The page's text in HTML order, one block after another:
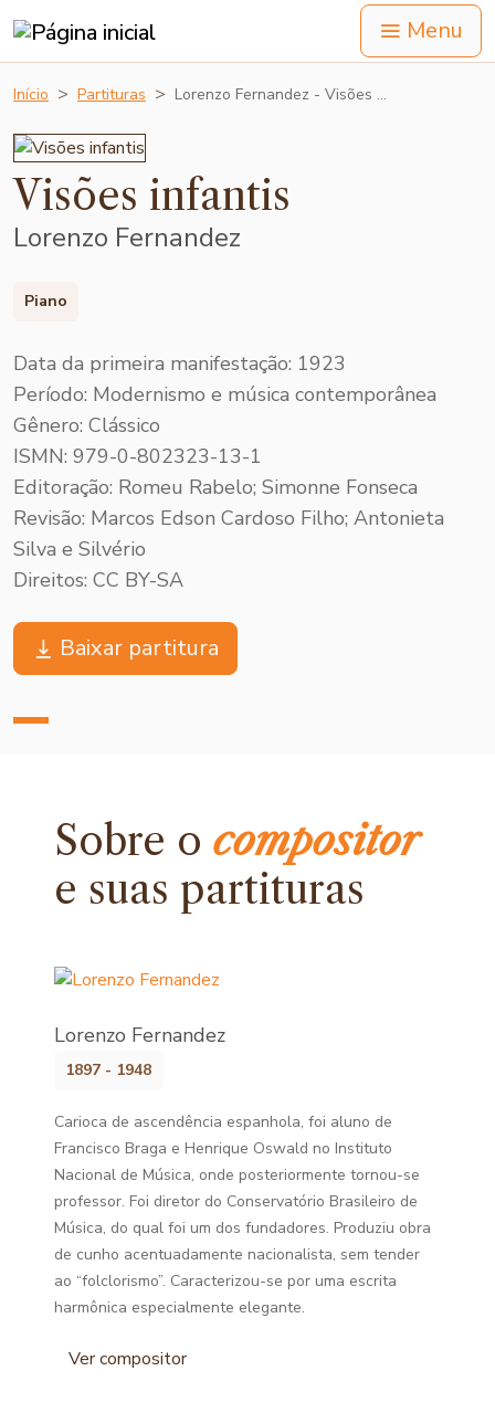
Menu
Início Partituras Lorenzo Fernandez - Visões …
Visões infantis
Lorenzo Fernandez
Piano
Data da primeira manifestação: 1923
Período: Modernismo e música contemporânea
Gênero: Clássico
ISMN: 979-0-802323-13-1
Editoração: Romeu Rabelo; Simonne Fonseca
Revisão: Marcos Edson Cardoso Filho; Antonieta
Silva e Silvério
Direitos: CC BY-SA
Baixar partitura
Sobre ocompositor
e suas partituras
Lorenzo Fernandez
1897 - 1948
Carioca de ascendência espanhola, foi aluno de
Francisco Braga e Henrique Oswald no Instituto
Nacional de Música, onde posteriormente tornou-se
professor. Foi diretor do Conservatório Brasileiro de
Música, do qual foi um dos fundadores. Produziu obra
de cunho acentuadamente nacionalista, sem tender
ao “folclorismo”. Caracterizou-se por uma escrita
harmônica especialmente elegante.
Ver compositor